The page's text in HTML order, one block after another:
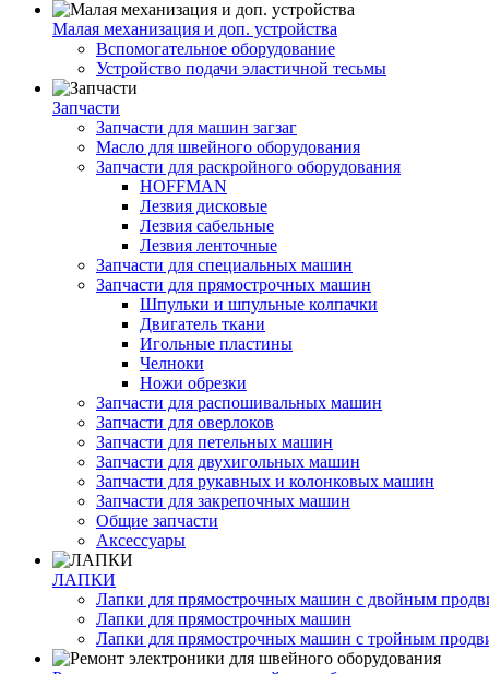
Малая механизация и доп. устройства
Вспомогательное оборудование
Устройство подачи эластичной тесьмы
Запчасти
Запчасти для машин загзаг
Масло для швейного оборудования
Запчасти для раскройного оборудования
HOFFMAN
Лезвия дисковые
Лезвия сабельные
Лезвия ленточные
Запчасти для специальных машин
Запчасти для прямострочных машин
Шпульки и шпульные колпачки
Двигатель ткани
Игольные пластины
Челноки
Ножи обрезки
Запчасти для распошивальных машин
Запчасти для оверлоков
Запчасти для петельных машин
Запчасти для двухигольных машин
Запчасти для рукавных и колонковых машин
Запчасти для закрепочных машин
Общие запчасти
Аксессуары
ЛАПКИ
Лапки для прямострочных машин с двойным
Лапки для прямострочных машин
Лапки для прямострочных машин с тройным